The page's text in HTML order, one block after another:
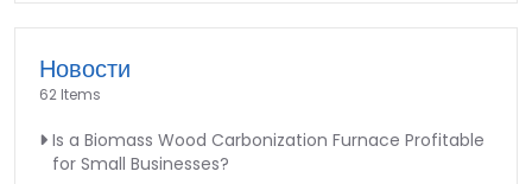
Новости
62 Items
Is a Biomass Wood Carbonization Furnace Profitable
for Small Businesses?